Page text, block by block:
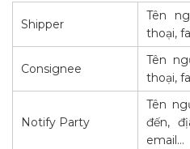
Shipper
Tên
thoại,
Consignee
Tên
thoại,
Notify Party
Tên
đến,
email…